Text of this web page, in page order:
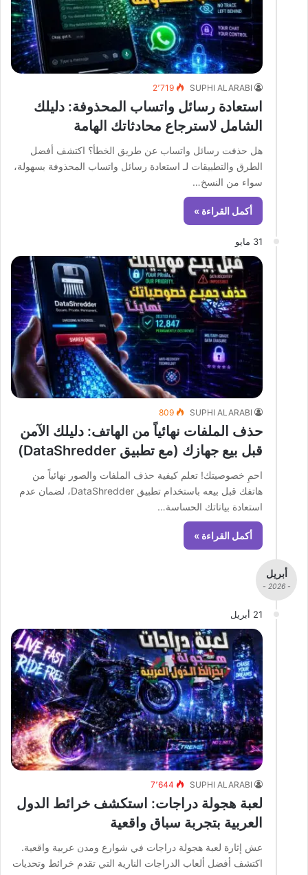
SUPHI ALARABI 2٬719
استعادة رسائل واتساب المحذوفة: دليلك
الشامل لاسترجاع محادثاتك الهامة
هل حذفت رسائل واتساب عن طريق الخطأ؟ اكتشف أفضل
الطرق والتطبيقات لـ استعادة رسائل واتساب المحذوفة بسهولة،
سواء من النسخ…
أكمل القراءة »
31 مايو
SUPHI ALARABI
809
حذف الملفات نهائياً من الهاتف: دليلك الآمن
قبل بيع جهازك (مع تطبيق DataShredder)
احمِ خصوصيتك! تعلم كيفية حذف الملفات والصور نهائياً من
هاتفك قبل بيعه باستخدام تطبيق DataShredder، لضمان عدم
استعادة بياناتك الحساسة…
أكمل القراءة »
أبريل
- 2026 -
21 أبريل
SUPHI ALARABI 7٬644
لعبة هجولة دراجات: استكشف خرائط الدول
العربية بتجربة سباق واقعية
عش إثارة لعبة هجولة دراجات في شوارع ومدن عربية واقعية.
اكتشف أفضل ألعاب الدراجات النارية التي تقدم خرائط وتحديات